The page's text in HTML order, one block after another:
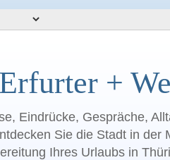
+
Eindrücke, Gespräche,
Sie die Stadt in der
Ihres Urlaubs in